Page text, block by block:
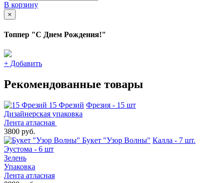
В корзину
×
Топпер "С Днем Рождения!"
+ Добавить
Рекомендованные товары
15 Фрезий Фрезия - 15 шт
Дизайнерская упаковка
Лента атласная
3800 руб.
Букет "Узор Волны" Калла - 7 шт.
Эустома - 6 шт
Зелень
Упаковка
Лента атласная